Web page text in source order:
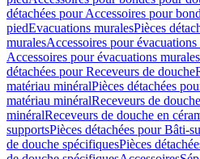
détachées pour Accessoires pour
piedEvacuations muralesPièces
muralesAccessoires pour évacuations
Accessoires pour évacuations murales
détachées pour Receveurs de douche
matériau minéralPièces détachées
matériau minéralReceveurs de
minéralReceveurs de douche en
supportsPièces détachées pour Bâti-
de douche spécifiquesPièces